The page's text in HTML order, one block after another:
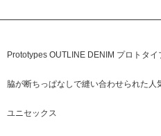
Prototypes OUTLINE DENIM プロトタ
脇が断ちっぱなしで縫い合わせられた人
ユニセックス